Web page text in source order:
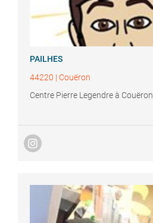
PAILHES
44220 | Couëron
Centre Pierre Legendre à Couëron